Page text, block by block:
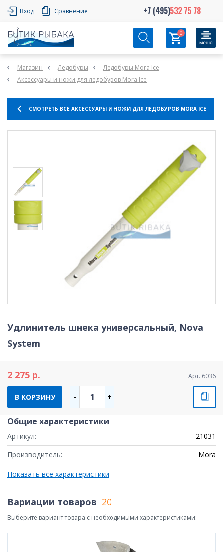
Вход Сравнение +7 (495)532 75 78
0
Магазин Ледобуры
Ледобуры Mora Ice
Аксессуары и ножи для ледобуров Mora Ice
СМОТРЕТЬ ВСЕ АКСЕССУАРЫ И НОЖИ ДЛЯ ЛЕДОБУРОВ MORA ICE
Удлинитель шнека универсальный, Nova
System
2 275 р. Арт. 6036
В КОРЗИНУ - 1 +
Общие характеристики
Артикул:
21031
Производитель:
Mora
Показать все характеристики
Вариации товаров 20
Выберите вариант товара с необходимыми характеристиками: